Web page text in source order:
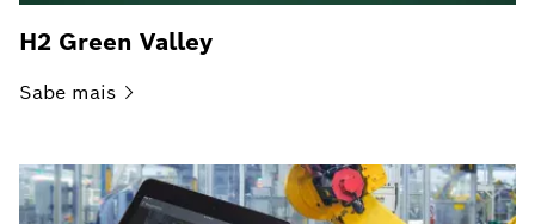
H2 Green Valley
Sabe mais